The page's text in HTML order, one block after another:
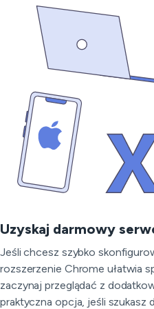
Uzyskaj darmowy
Jeśli chcesz szybko
rozszerzenie Chrome ułatwia
zaczynaj przeglądać z
praktyczna opcja, jeśli